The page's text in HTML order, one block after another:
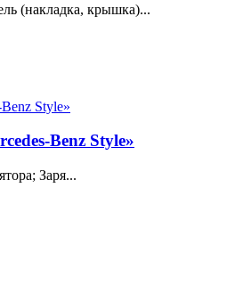
(накладка, крышка)...
Benz Style»
Заря...